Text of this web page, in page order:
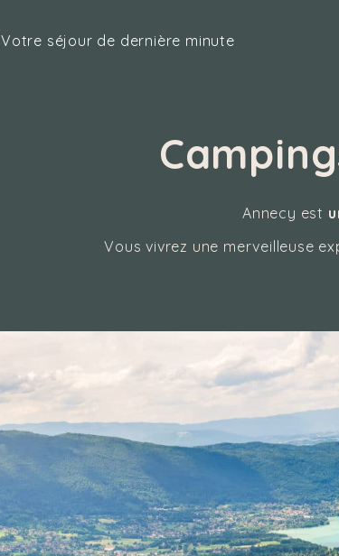
Votre séjour de dernière minute
Annecy est
Vous vivrez une merveilleuse